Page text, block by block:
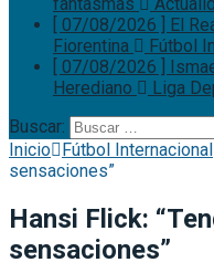
[ 07/08/2026 ] El
Fiorentina
Fútbol
[ 07/08/2026 ]
Herediano
Liga
Buscar:
Inicio Fútbol Internacional
sensaciones”
Hansi Flick:
sensaciones”